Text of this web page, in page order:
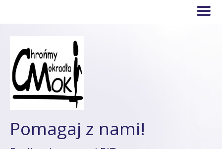
Pomagaj z nami!